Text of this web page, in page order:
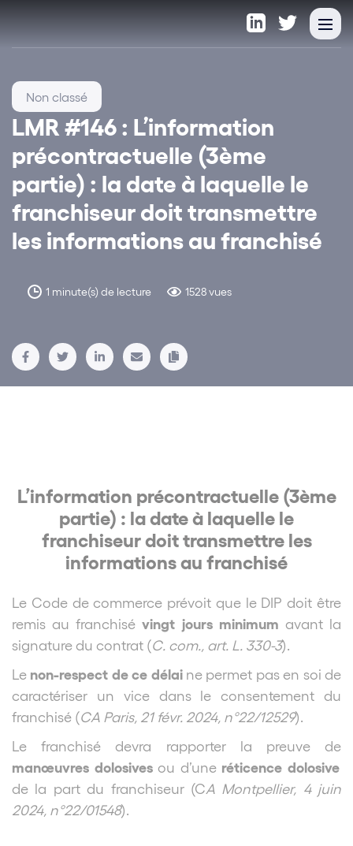
LMR #146 : L’information
précontractuelle (3ème
partie) : la date à laquelle le
franchiseur doit transmettre
les informations au franchisé
1 minute(s) de lecture 1528 vues
Non classé
L’information précontractuelle (3ème
partie) : la date à laquelle le
franchiseur doit transmettre les
informations au franchisé
Le Code de commerce prévoit que le DIP doit être
remis au franchisévingt jours minimum avant la
signature du contrat (C. com., art. L. 330-3).
Le non-respect de ce délaine permet pas en soi de
caractériser un vice dans le consentement du
franchisé (CA Paris, 21 févr. 2024, n°22/12529).
Le franchisé devra rapporter la preuve de
manœuvres dolosivesou d’une réticence dolosive
de la part du franchiseur (CA Montpellier, 4 juin
2024, n°22/01548).